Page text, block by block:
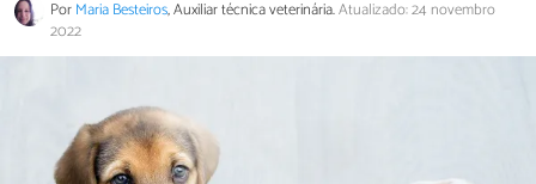
PorMaria Besteiros, Auxiliar técnica veterinária.Atualizado: 24 novembro
2022